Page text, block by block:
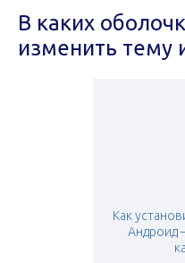
В каких
изменить тему
Как
Андроид